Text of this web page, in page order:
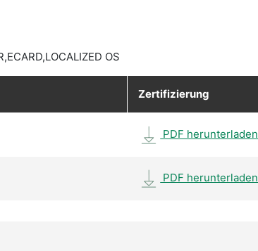
OS
Zertifizierung
PDF herunterladen
PDF herunterladen